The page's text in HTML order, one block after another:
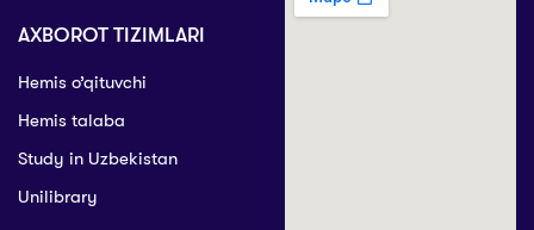
AXBOROT TIZIMLARI
Hemis o’qituvchi
Hemis talaba
Study in Uzbekistan
Unilibrary